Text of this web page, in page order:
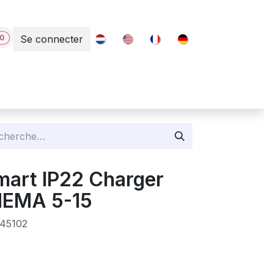
0 Se connecter
IP22 Charger
5-15